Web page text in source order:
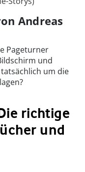
Andreas
Pageturner
und
um die
richtige
und